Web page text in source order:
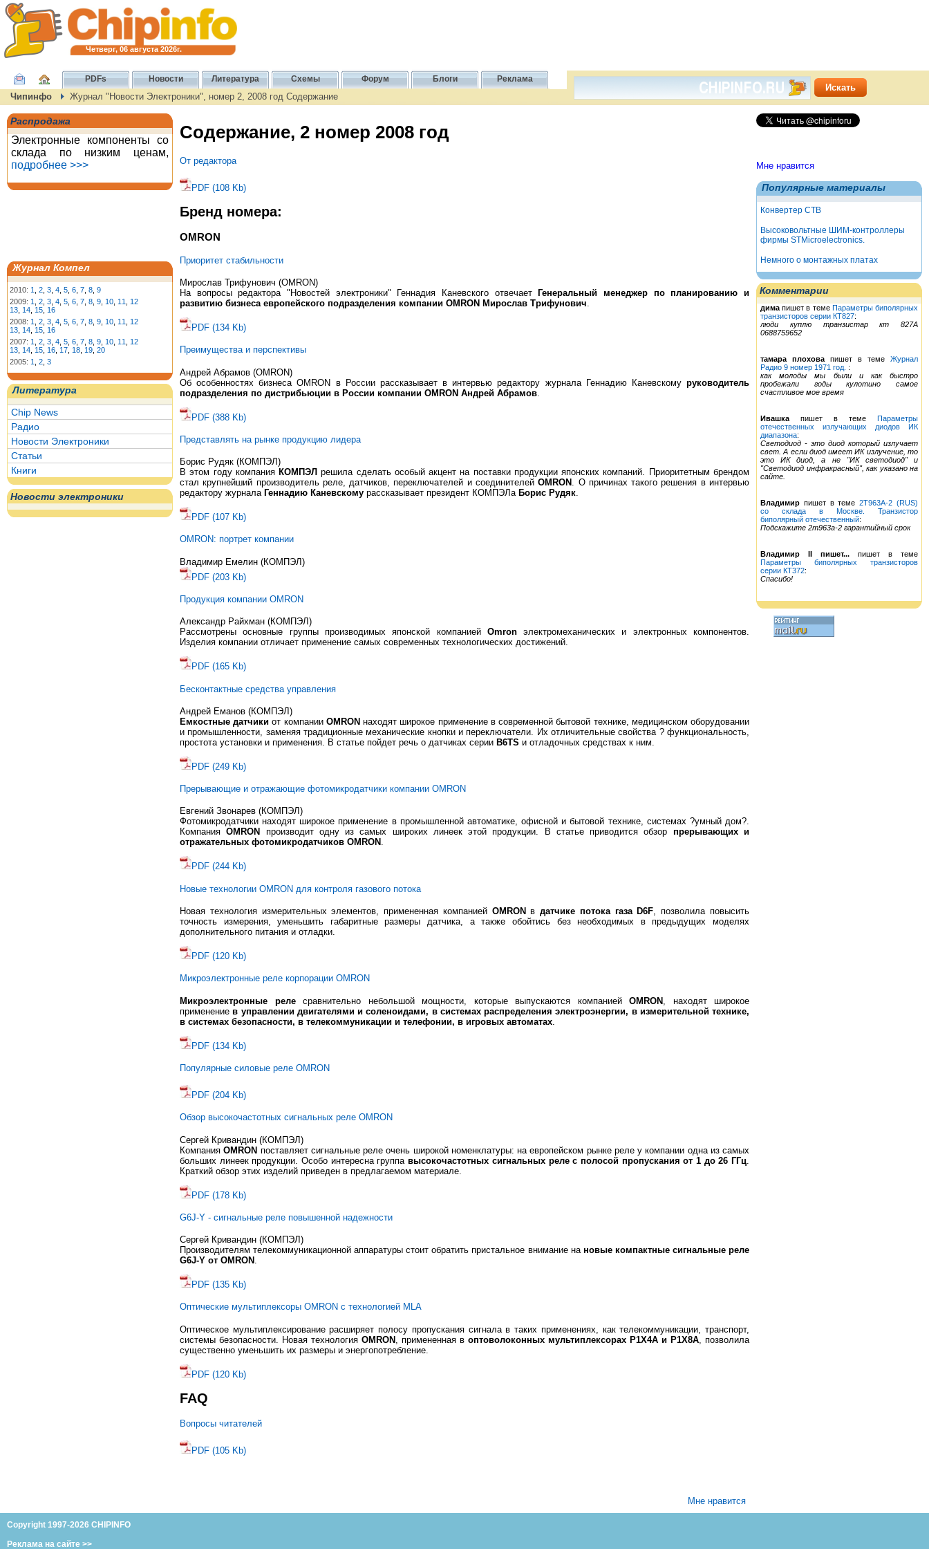
Четверг, 06 августа 2026г.
PDFs Новости Литература Схемы Форум Блоги Реклама
Чипинфо Журнал "Новости Электроники", номер 2, 2008 год Содержание
Распродажа
Электронные компоненты со
склада по низким ценам,
подробнее >>>
Журнал Компел
2010: 1 2 3 4 5 6 7 8 9
2009: 1 2 3 4 5 6 7 8 9 10 11
12
13 14 15 16
2008: 1 2 3 4 5 6 7 8 9 10 11
12
13 14 15 16
2007: 1 2 3 4 5 6 7 8 9 10 11
12
13 14 15 16 17 18 19 20
2005: 1 2 3
Литература
Chip News
Радио
Новости Электроники
Статьи
Книги
Новости электроники
Мне нравится
Популярные материалы
Конвертер СТВ
Высоковольтные ШИМ-контроллеры
фирмы STMicroelectronics.
Немного о монтажных платах
Комментарии
дима пишет в теме Параметры биполярных
транзисторов серии КТ827:
люди куплю транзистар кт 827А
0688759652
тамара плохова пишет в теме Журнал
Радио 9 номер 1971 год. :
как молоды мы были и как быстро
пробежали годы кулотино самое
счастливое мое время
Ивашка пишет в теме Параметры
отечественных излучающих диодов ИК
диапазона:
Светодиод - это диод который излучает
свет. А если диод имеет ИК излучение, то
это ИК диод, а не "ИК светодиод" и
"Светодиод инфракрасный", как указано на
сайте.
Владимир пишет в теме2Т963А-2 (RUS)
со склада в Москве. Транзистор
биполярный отечественный:
Подскажите 2т963а-2 гарантийный срок
Владимир II пишет... пишет в теме
Параметры биполярных транзисторов
серии КТ372:
Спасибо!
Содержание, 2 номер 2008 год
От редактора
PDF (108 Kb)
Бренд номера:
OMRON
Приоритет стабильности
Мирослав Трифунович (OMRON)
На вопросы редактора "Новостей электроники" Геннадия Каневского отвечает
Генеральный менеджер по планированию и
развитию бизнеса европейского подразделения компании OMRON Мирослав Трифунович.
PDF (134 Kb)
Преимущества и перспективы
Андрей Абрамов (OMRON)
Об особенностях бизнеса OMRON в России рассказывает в интервью редактору журнала Геннадию Каневскому руководитель
подразделения по дистрибьюции в России компании OMRON Андрей Абрамов
PDF (388 Kb)
Представлять на рынке продукцию лидера
Борис Рудяк (КОМПЭЛ)
В этом году компания КОМПЭЛ решила сделать особый акцент на поставки продукции японских компаний. Приоритетным брендом
стал крупнейший производитель реле, датчиков, переключателей и соединителейOMRON . О причинах такого решения в интервью
редактору журнала Геннадию Каневскому рассказывает президент КОМПЭЛа Борис Рудяк.
PDF (107 Kb)
OMRON: портрет компании
Владимир Емелин (КОМПЭЛ)
PDF (203 Kb)
Продукция компании OMRON
Александр Райхман (КОМПЭЛ)
Рассмотрены основные группы производимых японской компанией Omronэлектромеханических и электронных компонентов.
Изделия компании отличает применение самых современных технологических достижений.
PDF (165 Kb)
Бесконтактные средства управления
Андрей Еманов (КОМПЭЛ)
Емкостные датчики от компании OMRON находят широкое применение в современной бытовой технике, медицинском оборудовании
и промышленности, заменяя традиционные механические кнопки и переключатели. Их отличительные свойства ? функциональность,
простота установки и применения. В статье пойдет речь о датчиках серии B6TS и отладочных средствах к ним.
PDF (249 Kb)
Прерывающие и отражающие фотомикродатчики компании OMRON
Евгений Звонарев (КОМПЭЛ)
Фотомикродатчики находят широкое применение в промышленной автоматике, офисной и бытовой технике, системах ?умный дом?.
КомпанияOMRON производит одну из самых широких линеек этой продукции. В статье приводится обзор прерывающих и
отражательных фотомикродатчиков OMRON .
PDF (244 Kb)
Новые технологии OMRON для контроля газового потока
Новая технология измерительных элементов, примененная компанией OMRON вдатчике потока газа D6F , позволила повысить
точность измерения, уменьшить габаритные размеры датчика, а также обойтись без необходимых в предыдущих моделях
дополнительного питания и отладки.
PDF (120 Kb)
Микроэлектронные реле корпорации OMRON
Микроэлектронные релесравнительно небольшой мощности, которые выпускаются компанией OMRON , находят широкое
применениев управлении двигателями и соленоидами, в системах распределения электроэнергии, в измерительной технике,
в системах безопасности, в телекоммуникации и телефонии, в игровых автоматах
PDF (134 Kb)
Популярные силовые реле OMRON
PDF (204 Kb)
Обзор высокочастотных сигнальных реле OMRON
Сергей Кривандин (КОМПЭЛ)
КомпанияOMRON поставляет сигнальные реле очень широкой номенклатуры: на европейском рынке реле у компании одна из самых
больших линеек продукции. Особо интересна группавысокочастотных сигнальных реле с полосой пропускания от 1 до 26 ГГц
Краткий обзор этих изделий приведен в предлагаемом материале.
PDF (178 Kb)
G6J-Y - сигнальные реле повышенной надежности
Сергей Кривандин (КОМПЭЛ)
Производителям телекоммуникационной аппаратуры стоит обратить пристальное внимание на новые компактные сигнальные реле
G6J-Y от OMRON .
PDF (135 Kb)
Оптические мультиплексоры OMRON с технологией MLA
Оптическое мультиплексирование расширяет полосу пропускания сигнала в таких применениях, как телекоммуникации, транспорт,
системы безопасности. Новая технология OMRON , примененная в оптоволоконных мультиплексорах Р1Х4А и Р1Х8А , позволила
существенно уменьшить их размеры и энергопотребление.
PDF (120 Kb)
FAQ
Вопросы читателей
PDF (105 Kb)
Мне нравится
Copyright 1997-2026 CHIPINFO
Реклама на сайте >>